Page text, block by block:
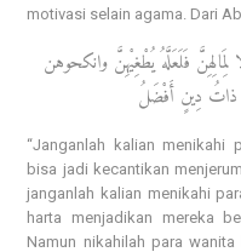
motivasi selain agama. Dari
لِمَالِهِنَّ فَلَعَلَّهُ يُطْغِيْهِنَّ وانكحوهن
ذاتُ دِينٍ أَفْضَلُ
“Janganlah kalian menikahi
bisa jadi kecantikan
janganlah kalian menikahi
harta menjadikan mereka
Namun nikahilah para